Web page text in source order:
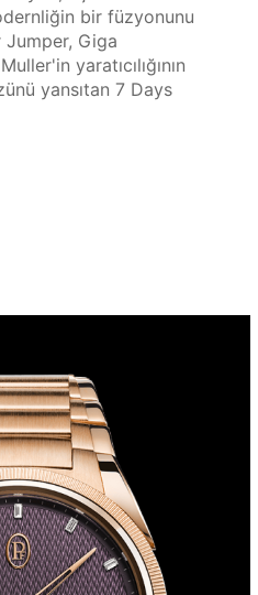
bir füzyonunu
Giga
yaratıcılığının
yansıtan 7 Days